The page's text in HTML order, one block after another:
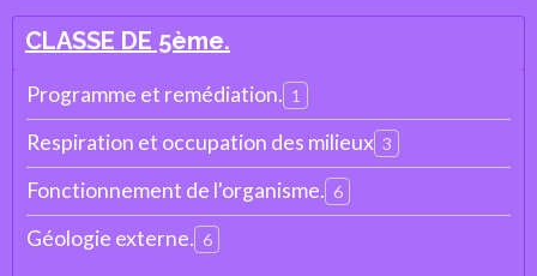
CLASSE DE 5ème.
Programme et remédiation. 1
Respiration et occupation des milieux 3
Fonctionnement de l'organisme. 6
Géologie externe. 6